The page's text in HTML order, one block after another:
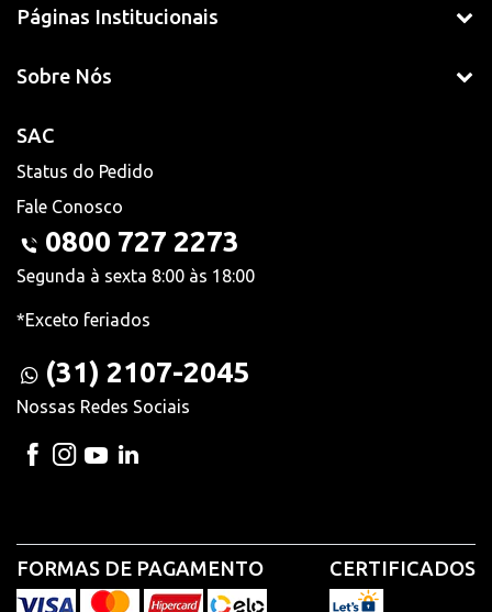
Páginas Institucionais
Sobre Nós
SAC
Status do Pedido
Fale Conosco
0800 727 2273
Segunda à sexta 8:00 às 18:00
*Exceto feriados
(31) 2107-2045
Nossas Redes Sociais
FORMAS DE PAGAMENTO CERTIFICADOS